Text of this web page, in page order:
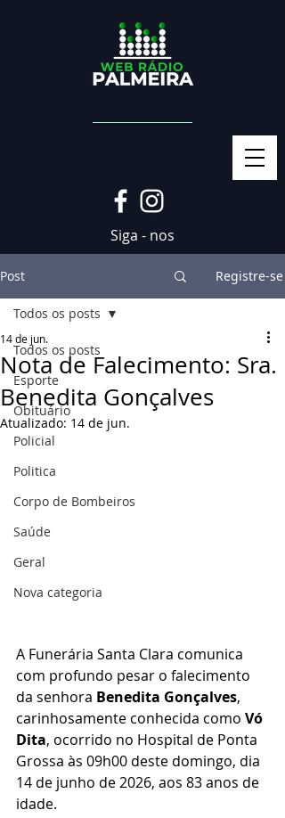
Siga - nos
Post Registre-se
Todos os posts
Esporte
Obituário
Policial
Politica
Corpo de Bombeiros
Saúde
Geral
Nova categoria
Todos os posts
Nota de Falecimento: Sra.
Benedita Gonçalves
14 de jun.
Atualizado: 14 de jun.
A Funerária Santa Clara comunica
com profundo pesar o falecimento
da senhora Benedita Gonçalves,
carinhosamente conhecida como Vó
Dita, ocorrido no Hospital de Ponta
Grossa às 09h00 deste domingo, dia
14 de junho de 2026, aos 83 anos de
idade.